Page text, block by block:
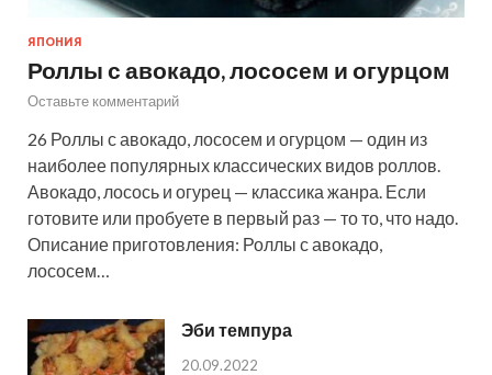
ЯПОНИЯ
Роллы с авокадо, лососем и огурцом
Оставьте комментарий
26 Роллы с авокадо, лососем и огурцом — один из
наиболее популярных классических видов роллов.
Авокадо, лосось и огурец — классика жанра. Если
готовите или пробуете в первый раз — то то, что надо.
Описание приготовления: Роллы с авокадо,
лососем…
Эби темпура
20.09.2022